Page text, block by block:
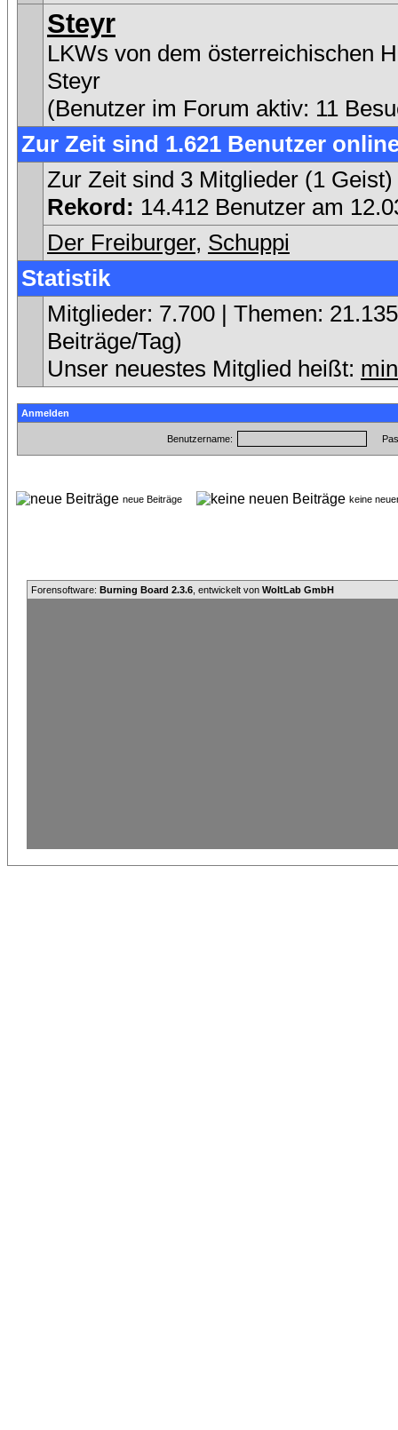
Steyr
LKWs von dem österreichischen
Steyr
(Benutzer im Forum aktiv: 11
Zur Zeit sind 1.621 Benutzer
Zur Zeit sind 3 Mitglieder (1
Rekord: 14.412 Benutzer am
Der Freiburger, Schuppi
Statistik
Mitglieder: 7.700 | Themen:
Beiträge/Tag)
Unser neuestes Mitglied heißt:
Anmelden
Benutzername:
neue Beiträge keine
Forensoftware: Burning Board 2.3.6 , entwickelt von WoltLab GmbH